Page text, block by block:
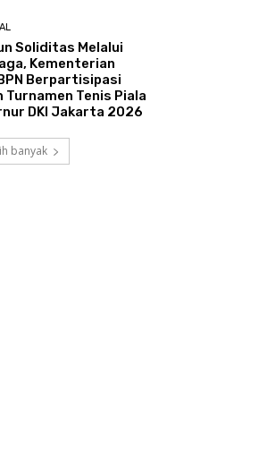
Soliditas Melalui
Kementerian
Berpartisipasi
Turnamen Tenis Piala
DKI Jakarta 2026
banyak